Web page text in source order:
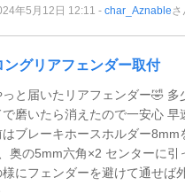
年5月12日 12:11
char_Aznableさ
ングリアフェンダー取付
っと届いたリアフェンダー🤣 多
で磨いたら消えたので一安心
はブレーキホースホルダー
奥の5mm六角×2 センターに引
様にフェンダーを避けて通せば